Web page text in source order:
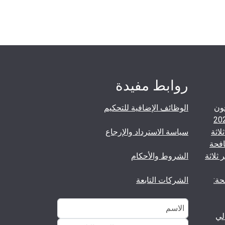
روابط مفيدة
الوظائف الإضافية للتحكيم
سياسة الاسترداد والإرجاع
الشروط والأحكام
الشركات التابعة